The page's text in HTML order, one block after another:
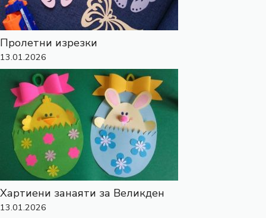
Пролетни изрезки
13.01.2026
Хартиени занаяти за Великден
13.01.2026